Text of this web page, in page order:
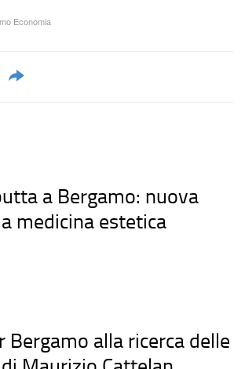
Economia
a Bergamo: nuova
medicina estetica
Bergamo alla ricerca delle